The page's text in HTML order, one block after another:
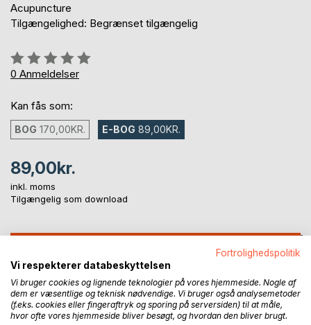
Acupuncture
Tilgængelighed: Begrænset tilgængelig
Anmeldelse::
0%
0 Anmeldelser
Kan fås som:
BOG 170,00KR. E-BOG 89,00KR.
89,00kr.
inkl. moms
Tilgængelig som download
Føj til ønskeliste
Anmeld titel
Fortrolighedspolitik
Vi respekterer databeskyttelsen
Vi bruger cookies og lignende teknologier på vores hjemmeside. Nogle af
dem er væsentlige og teknisk nødvendige. Vi bruger også analysemetoder
(f.eks. cookies eller fingeraftryk og sporing på serversiden) til at måle,
hvor ofte vores hjemmeside bliver besøgt, og hvordan den bliver brugt.